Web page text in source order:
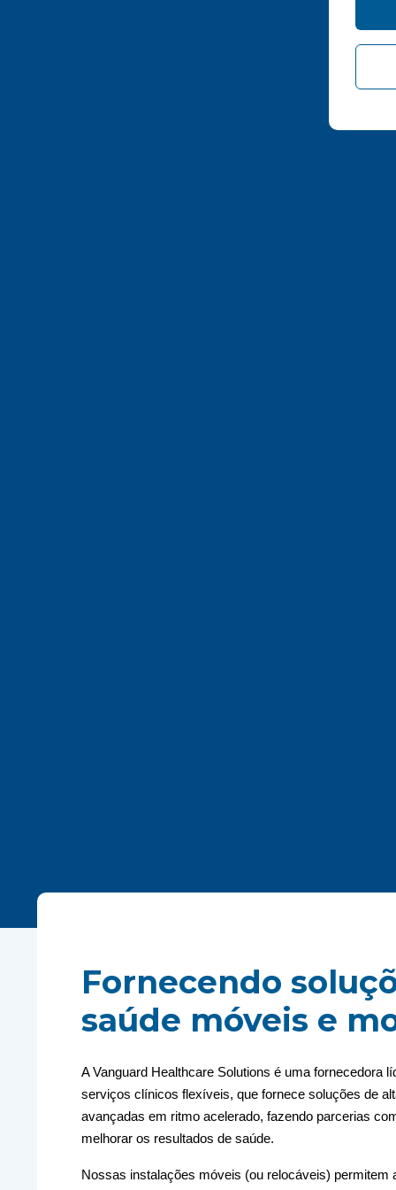
Fornecendo
saúde móveis e
A Vanguard Healthcare Solutions é uma fornecedora
serviços clínicos flexíveis, que fornece soluções de
avançadas em ritmo acelerado, fazendo parcerias
melhorar os resultados de saúde.
Nossas instalações móveis (ou relocáveis) permitem